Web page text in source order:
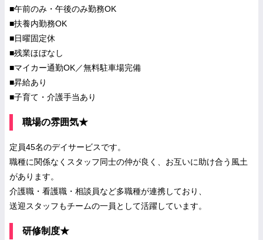
■午前のみ・午後のみ勤務OK
■扶養内勤務OK
■日曜固定休
■残業ほぼなし
■マイカー通勤OK／無料駐車場完備
■昇給あり
■子育て・介護手当あり
職場の雰囲気★
定員45名のデイサービスです。
職種に関係なくスタッフ同士の仲が良く、お互いに助け合う風土
があります。
介護職・看護職・相談員など多職種が連携しており、
送迎スタッフもチームの一員として活躍しています。
研修制度★